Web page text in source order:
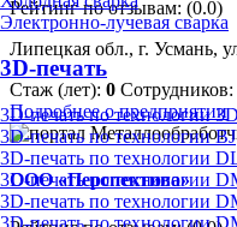
Электронно-лучевая сварка
3D-печать
3D-печать по технологии
3D-печать по технологии BJ
3D-печать по технологии
3D-печать по технологии
3D-печать по технологии
3D-печать по технологии
Рейтинг по отзывам: (0.0)
Липецкая обл., г. Усмань,
Стаж (лет): 0 Сотрудников:
Подробнее о предприятии
ООО «Перспектива»